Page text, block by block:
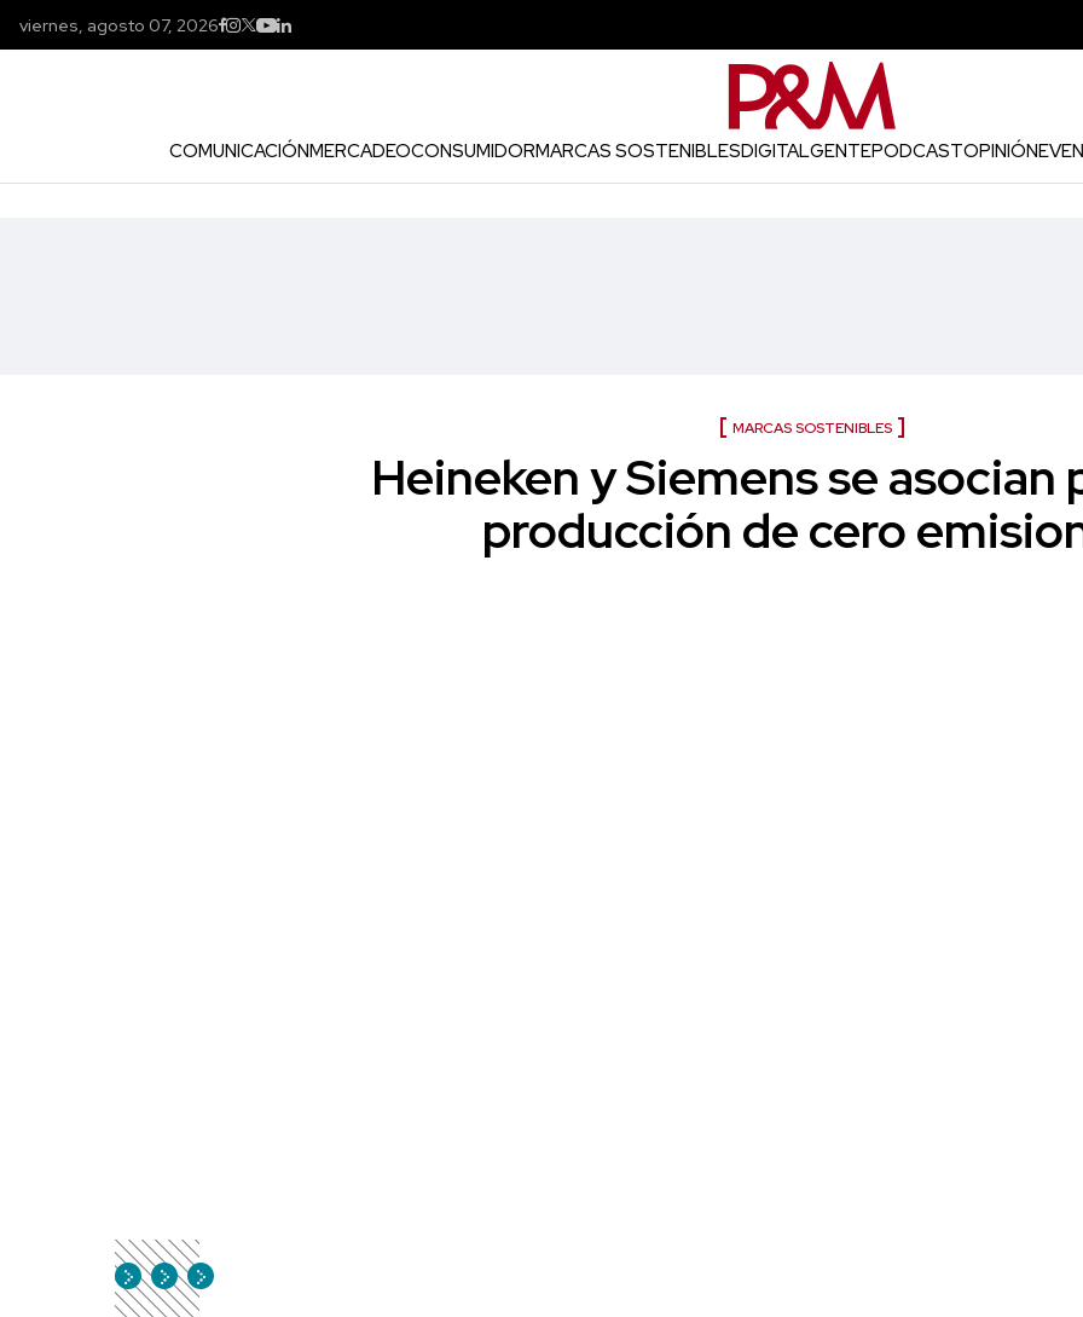
viernes, agosto 07, 2026
COMUNICACIÓNMERCADEOCONSUMIDORMARCAS SOSTENIBLESDIGITALGENTEPODCASTOPINIÓN
MARCAS SOSTENIBLES
Heineken y Siemens se asocian
producción de cero